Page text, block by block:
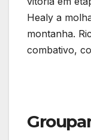
Healy a
montanha.
combativo,